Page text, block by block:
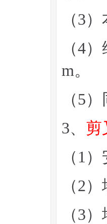
（3
（4
m。
（5
3、 剪
（1
（2
（3